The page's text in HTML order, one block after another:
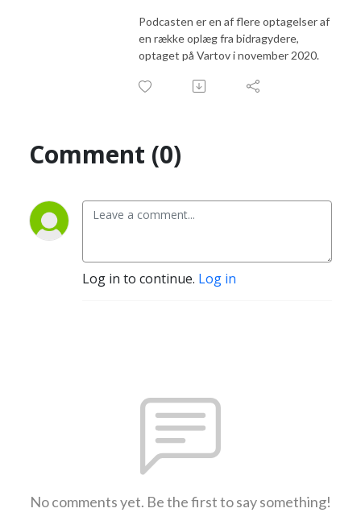
Podcasten er en af flere optagelser af
en række oplæg fra bidragydere,
optaget på Vartov i november 2020.
Comment (0)
Log in to continue. Log in
No comments yet. Be the first to say something!